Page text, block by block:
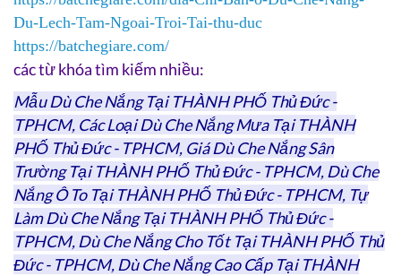
Du-Lech-Tam-Ngoai-Troi-Tai-thu-duc
https://batchegiare.com/
các từ khóa tìm kiếm nhiều:
Mẫu Dù Che Nắng Tại THÀNH PHỐ Thủ Đức -
TPHCM, Các Loại Dù Che Nắng Mưa Tại THÀNH
PHỐ Thủ Đức - TPHCM, Giá Dù Che Nắng Sân
Trường Tại THÀNH PHỐ Thủ Đức - TPHCM, Dù Che
Nắng Ô To Tại THÀNH PHỐ Thủ Đức - TPHCM, Tự
Làm Dù Che Nắng Tại THÀNH PHỐ Thủ Đức -
TPHCM, Dù Che Nắng Cho Tốt Tại THÀNH PHỐ Thủ
Đức - TPHCM, Dù Che Nắng Cao Cấp Tại THÀNH